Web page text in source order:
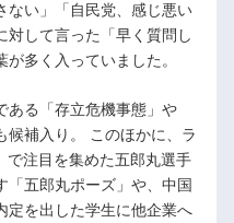
ない」「自民党、感じ悪い
対して言った「早く質問し
多く入っていました。
ある「存立危機事態」や
候補入り。 このほかに、ラ
で注目を集めた五郎丸選手
「五郎丸ポーズ」や、中国
定を出した学生に他企業へ